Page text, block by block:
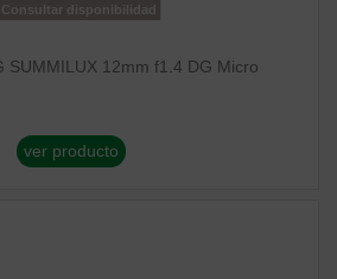
disponibilidad
SUMMILUX 12mm f1.4 DG Micro
ver producto